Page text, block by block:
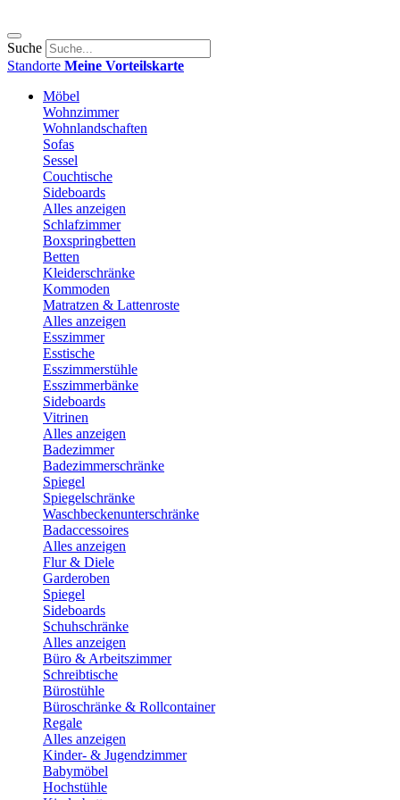
Suche
Standorte Meine Vorteilskarte
Möbel
Wohnzimmer
Wohnlandschaften
Sofas
Sessel
Couchtische
Sideboards
Alles anzeigen
Schlafzimmer
Boxspringbetten
Betten
Kleiderschränke
Kommoden
Matratzen & Lattenroste
Alles anzeigen
Esszimmer
Esstische
Esszimmerstühle
Esszimmerbänke
Sideboards
Vitrinen
Alles anzeigen
Badezimmer
Badezimmerschränke
Spiegel
Spiegelschränke
Waschbeckenunterschränke
Badaccessoires
Alles anzeigen
Flur & Diele
Garderoben
Spiegel
Sideboards
Schuhschränke
Alles anzeigen
Büro & Arbeitszimmer
Schreibtische
Bürostühle
Büroschränke & Rollcontainer
Regale
Alles anzeigen
Kinder- & Jugendzimmer
Babymöbel
Hochstühle